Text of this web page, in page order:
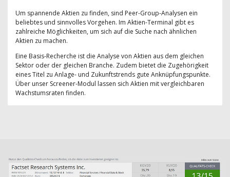
Um spannende Aktien zu finden, sind Peer-Group-Analysen ein
beliebtes und sinnvolles Vorgehen. Im Aktien-Terminal gibt es
zahlreiche Möglichkeiten, um sich auf die Suche nach ähnlichen
Aktien zu machen.
Eine Basis-Recherche ist die Analyse von Aktien aus dem gleichen
Sektor oder der gleichen Branche. Zudem bietet die Zugehörigkeit
eines Titel zu Anlage- und Zukunftstrends gute Anknüpfungspunkte.
Über unser Screener-Modul lassen sich Aktien mit vergleichbaren
Wachstumsraten finden.